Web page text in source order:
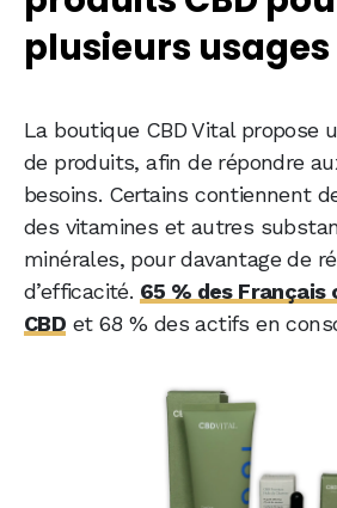
plusieurs usages
La boutique CBD Vital propose
de produits, afin de répondre
besoins. Certains contiennent
des vitamines et autres
minérales, pour davantage de
d’efficacité. 65 % des Français
CBD et 68 % des actifs en